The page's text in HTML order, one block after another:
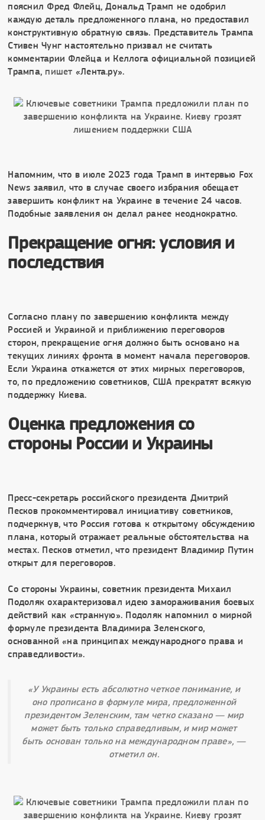
пояснил Фред Флейц, Дональд Трамп не одобрил
каждую деталь предложенного плана, но предоставил
конструктивную обратную связь. Представитель Трампа
Стивен Чунг настоятельно призвал не считать
комментарии Флейца и Келлога официальной позицией
Трампа,пишет «Лента.ру».
Напомним, что в июле 2023 года Трамп в интервью Fox
News заявил, что в случае своего избрания обещает
завершить конфликт на Украине в течение 24 часов.
Подобные заявления он делал ранее неоднократно.
Прекращение огня: условия и
последствия
Согласно плану по завершению конфликта между
Россией и Украиной и приближению переговоров
сторон, прекращение огня должно быть основано на
текущих линиях фронта в момент начала переговоров.
Если Украина откажется от этих мирных переговоров,
то, по предложению советников, США прекратят всякую
поддержку Киева.
Оценка предложения со
стороны России и Украины
Пресс-секретарь российского президента Дмитрий
Песков прокомментировал инициативу советников,
подчеркнув, что Россия готова к открытому обсуждению
плана, который отражает реальные обстоятельства на
местах. Песков отметил, что президент Владимир Путин
открыт для переговоров.
Со стороны Украины, советник президента Михаил
Подоляк охарактеризовал идею замораживания боевых
действий как «странную». Подоляк напомнил о мирной
формуле президента Владимира Зеленского,
основанной «на принципах международного права и
справедливости».
«У Украины есть абсолютно четкое понимание, и
оно прописано в формуле мира, предложенной
президентом Зеленским, там четко сказано — мир
может быть только справедливым, и мир может
быть основан только на международном праве», —
отметил он.